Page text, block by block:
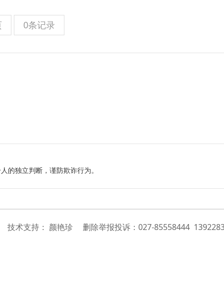
0条记录
的独立判断，谨防欺诈行为。
技术支持 ： 颜艳珍 删除举报投诉：027-85558444